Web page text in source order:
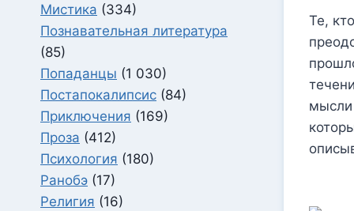
Те,
мысли
Мистика (334)
Познавательная литература
(85)
Попаданцы (1 030)
Постапокалипсис (84)
Приключения (169)
Проза (412)
Психология (180)
Ранобэ (17)
Религия (16)